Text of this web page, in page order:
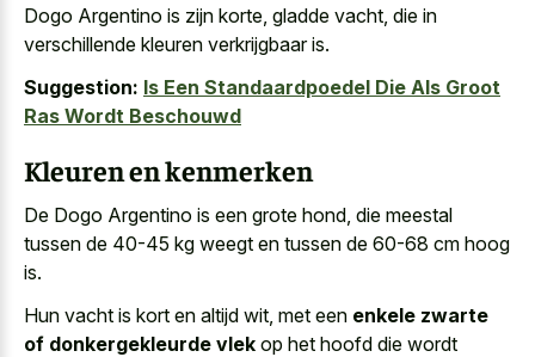
Dogo Argentino is zijn korte, gladde vacht, die in
verschillende kleuren verkrijgbaar is.
Suggestion: Is Een Standaardpoedel Die Als Groot
Ras Wordt Beschouwd
Kleuren en kenmerken
De Dogo Argentino is een grote hond, die meestal
tussen de 40-45 kg weegt en tussen de 60-68 cm hoog
is.
Hun vacht is kort en altijd wit, met een enkele zwarte
of donkergekleurde vlek op het hoofd die wordt